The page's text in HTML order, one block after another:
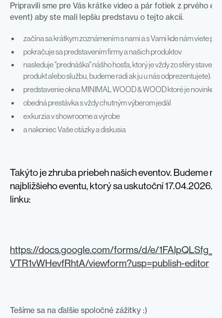
Pripravili sme pre Vás krátke video a pár fotiek z prvého
event) aby ste mali lepšiu predstavu o tejto akcií.
začína sa krátkym zoznámením s nami a s Vami kde nám viete
pokračuje sa predstavením firmy a našich produktov
nasleduje "prednáška" nášho hosťa, ktorý je vždy zo sféry
produkt alebo službu, budeme radi ak ju u nás odprezentujete).
predstavenie okna MINIMAL WOOD & WOOD ktoré je novinkou
obedná prestávka s vždy chutným výberom jedál
exkurzia v showroome a výrobe
a nakoniec Vaše otázky a diskusia
Takýto je zhruba priebeh našich eventov. Budeme
najbližšieho eventu, ktorý sa uskutoční 17.04.2026.
linku:
https://docs.google.com/forms/d/e/
VTR1vWHevfRhtA/viewform?usp=publish-editor
Tešíme sa na ďalšie spoločné zážitky :)